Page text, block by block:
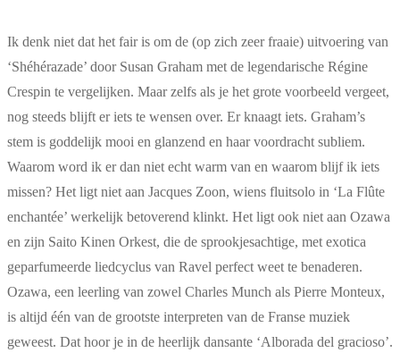
Ik denk niet dat het fair is om de (op zich zeer fraaie) uitvoering van
‘Shéhérazade’ door Susan Graham met de legendarische Régine
Crespin te vergelijken. Maar zelfs als je het grote voorbeeld vergeet,
nog steeds blijft er iets te wensen over. Er knaagt iets. Graham’s
stem is goddelijk mooi en glanzend en haar voordracht subliem.
Waarom word ik er dan niet echt warm van en waarom blijf ik iets
missen? Het ligt niet aan Jacques Zoon, wiens fluitsolo in ‘La Flûte
enchantée’ werkelijk betoverend klinkt. Het ligt ook niet aan Ozawa
en zijn Saito Kinen Orkest, die de sprookjesachtige, met exotica
geparfumeerde liedcyclus van Ravel perfect weet te benaderen.
Ozawa, een leerling van zowel Charles Munch als Pierre Monteux,
is altijd één van de grootste interpreten van de Franse muziek
geweest. Dat hoor je in de heerlijk dansante ‘Alborada del gracioso’.